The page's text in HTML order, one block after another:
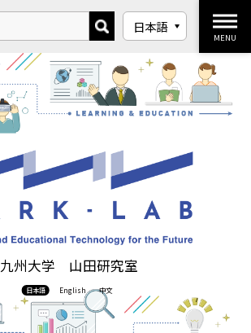
九州大学 山田研究室
日本語 English 中文
MENU